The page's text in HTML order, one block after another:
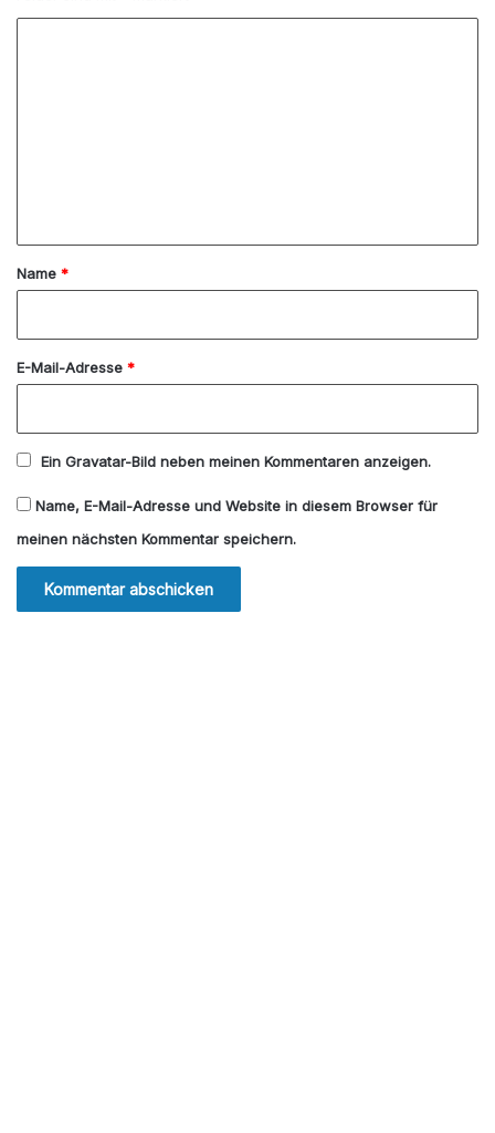
a
Name *
E-Mail-Adresse *
Ein Gravatar-Bild neben meinen Kommentaren anzeigen.
Name, E-Mail-Adresse und Website in diesem Browser für
meinen nächsten Kommentar speichern.